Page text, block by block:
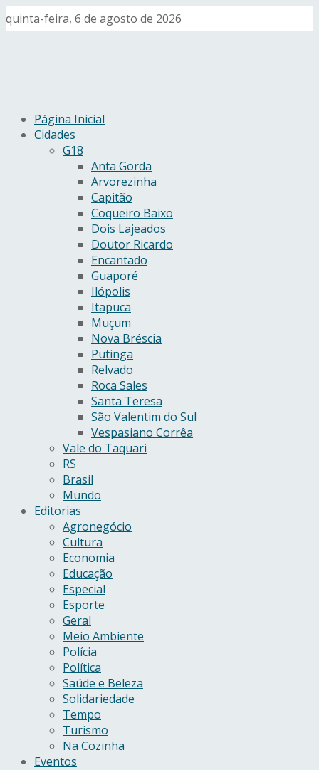
quinta-feira, 6 de agosto de 2026
Página Inicial
Cidades
G18
Anta Gorda
Arvorezinha
Capitão
Coqueiro Baixo
Dois Lajeados
Doutor Ricardo
Encantado
Guaporé
Ilópolis
Itapuca
Muçum
Nova Bréscia
Putinga
Relvado
Roca Sales
Santa Teresa
São Valentim do Sul
Vespasiano Corrêa
Vale do Taquari
RS
Brasil
Mundo
Editorias
Agronegócio
Cultura
Economia
Educação
Especial
Esporte
Geral
Meio Ambiente
Polícia
Política
Saúde e Beleza
Solidariedade
Tempo
Turismo
Na Cozinha
Eventos